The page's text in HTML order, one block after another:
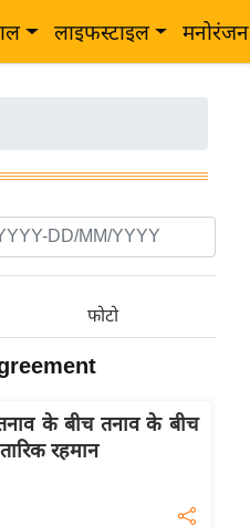
लाइफस्टाइल
फोटो
के बीच तनाव के बीच
रहमान